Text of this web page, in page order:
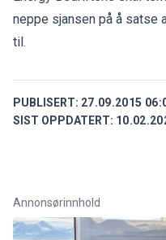
neppe sjansen på å satse
til.
PUBLISERT: 27.09.2015
SIST OPPDATERT:
Annonsørinnhold